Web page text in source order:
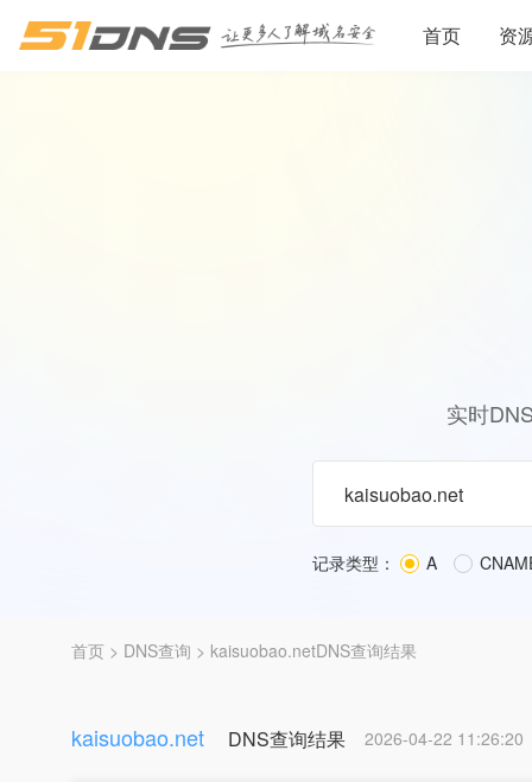
首页 资
实时
记录类型： A
首页 > DNS查询 > kaisuobao.netDNS查询结果
kaisuobao.net DNS查询结果 2026-04-22 11:26:20